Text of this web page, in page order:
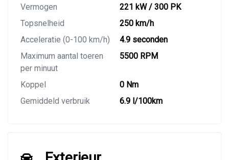
Vermogen
221 kW / 300 PK
Topsnelheid
250 km/h
Acceleratie (0-100 km/h)
4.9 seconden
Maximum aantal toeren
per minuut
5500 RPM
Koppel
0 Nm
Gemiddeld verbruik
6.9 l/100km